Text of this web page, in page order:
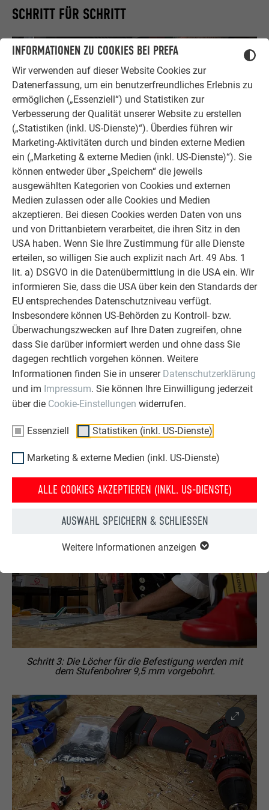
INFORMATIONEN ZU COOKIES BEI PREFA
Wir verwenden auf dieser Website Cookies zur
Datenerfassung, um ein benutzerfreundliches Erlebnis zu
ermöglichen („Essenziell“) und Statistiken zur
Verbesserung der Qualität unserer Website zu erstellen
(„Statistiken (inkl. US-Dienste)“). Überdies führen wir
Marketing-Aktivitäten durch und binden externe Medien
ein („Marketing & externe Medien (inkl. US-Dienste)“). Sie
können entweder über „Speichern“ die jeweils
ausgewählten Kategorien von Cookies und externen
Medien zulassen oder alle Cookies und Medien
akzeptieren. Bei diesen Cookies werden Daten von uns
und von Drittanbietern verarbeitet, die ihren Sitz in den
USA haben. Wenn Sie Ihre Zustimmung für alle Dienste
erteilen, so willigen Sie auch explizit nach Art. 49 Abs. 1
lit. a) DSGVO in die Datenübermittlung in die USA ein. Wir
informieren Sie, dass die USA über kein den Standards der
EU entsprechendes Datenschutzniveau verfügt.
Insbesondere können US-Behörden zu Kontroll- bzw.
Überwachungszwecken auf Ihre Daten zugreifen, ohne
dass Sie darüber informiert werden und ohne dass Sie
dagegen rechtlich vorgehen können. Weitere
Informationen finden Sie in unserer Datenschutzerklärung
und im Impressum. Sie können Ihre Einwilligung jederzeit
über die Cookie-Einstellungen widerrufen.
Essenziell Statistiken (inkl. US-Dienste)
Marketing & externe Medien (inkl. US-Dienste)
ALLE COOKIES AKZEPTIEREN (INKL. US-DIENSTE)
AUSWAHL SPEICHERN & SCHLIESSEN
Weitere Informationen anzeigen
SCHRITT FÜR SCHRITT
Schritt 1: Zur Vorbereitung der Montage wird im
ersten Schritt auf der Holzunterkonstruktion ein
schwarzes EPDM-Fugenband angebracht (getackert
oder wie hier selbstklebend). Es sorgt in der Fuge für
ein optisch schönes Fugenbild und dient gleichzeitig
dem konstruktiven Holzschutz.
Schritt 2: Anreißen der Bohrlöcher.
Schritt 3: Die Löcher für die Befestigung werden mit
dem Stufenbohrer 9,5 mm vorgebohrt.